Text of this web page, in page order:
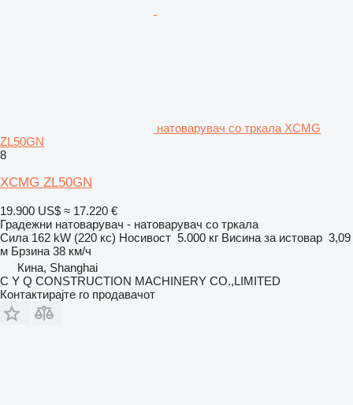
натоварувач со тркала XCMG
ZL50GN
8
XCMG ZL50GN
19.900 US$ ≈ 17.220 €
Градежни натоварувач - натоварувач со тркала
Сила 162 kW (220 кс) Носивост 5.000 кг Висина за истовар 3,09
м Брзина 38 км/ч
Кина, Shanghai
C Y Q CONSTRUCTION MACHINERY CO.,LIMITED
Контактирајте го продавачот